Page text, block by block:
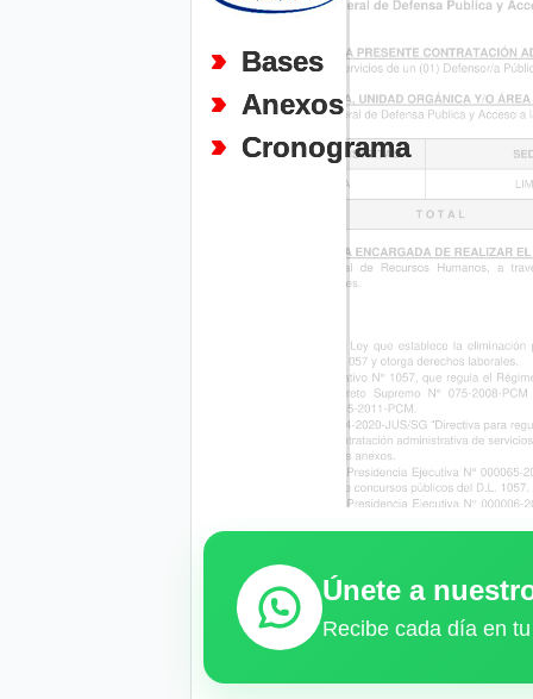
Bases
Anexos
Cronograma
Únete a
Recibe cada día en